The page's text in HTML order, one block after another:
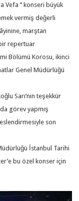
Vefa ‘’ konseri büyük
vermiş değerli
marştan
repertuar
Bölümü Korosu, ikinci
Genel Müdürlüğü
Sarı’nın teşekkür
görev yapmış
son
İstanbul Tarihi
bu özel konser için